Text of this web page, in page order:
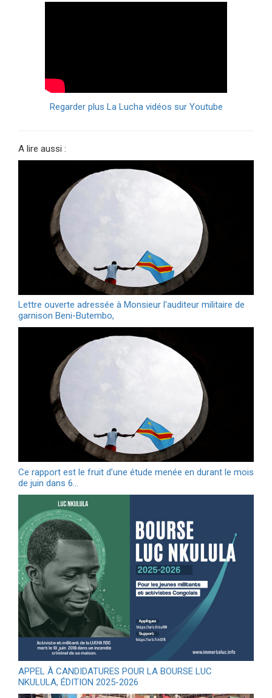
Regarder plus La Lucha vidéos sur Youtube
A lire aussi :
Lettre ouverte adressée à Monsieur l'auditeur militaire de
garnison Beni-Butembo,
Ce rapport est le fruit d’une étude menée en durant le mois
de juin dans 6…
APPEL À CANDIDATURES POUR LA BOURSE LUC
NKULULA, ÉDITION 2025-2026